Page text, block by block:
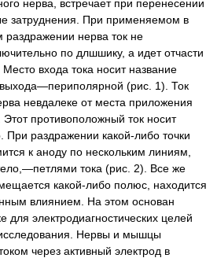
нерва, встречает при перенесении
затруднения. При применяемом в
нерва ток не
по длшшику, а идет отчасти
входа тока носит название
(рис. 1). Ток
невдалеке от места приложения
противоположный ток носит
При раздражении какой-либо точки
к аноду по нескольким линиям,
тока (рис. 2). Все же
какой-либо полюс, находится
влиянием. На этом основан
для электродиагностических целей
Нервы и мышцы
через активный электрод в